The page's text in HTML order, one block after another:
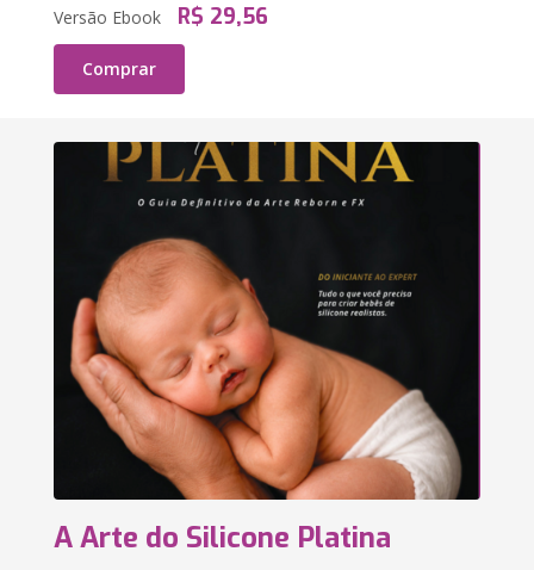
Versão Ebook R$ 29,56
Comprar
A Arte do Silicone Platina